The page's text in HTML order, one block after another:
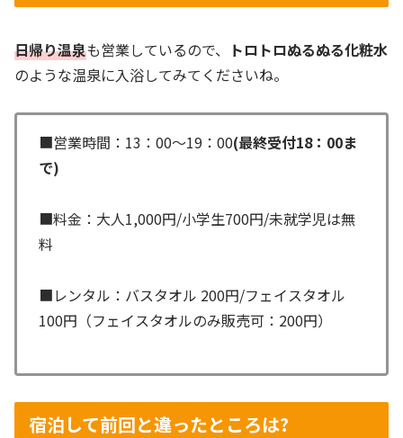
日帰り温泉も営業しているので、
トロトロぬるぬる化粧水
のような温泉に入浴してみてくださいね。
■営業時間：13：00～19：00(最終受付18：00ま
で)
■料金：大人1,000円/小学生700円/未就学児は無
料
■レンタル：バスタオル 200円/フェイスタオル
100円（フェイスタオルのみ販売可：200円）
宿泊して前回と違ったところは?